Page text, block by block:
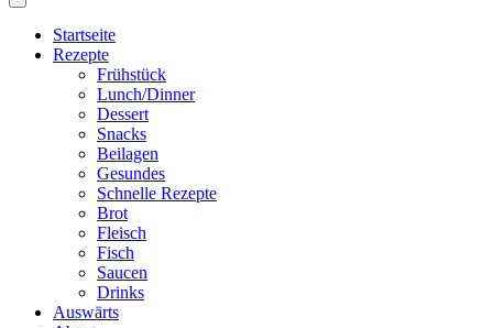
Startseite
Rezepte
Frühstück
Lunch/Dinner
Dessert
Snacks
Beilagen
Gesundes
Schnelle Rezepte
Brot
Fleisch
Fisch
Saucen
Drinks
Auswärts